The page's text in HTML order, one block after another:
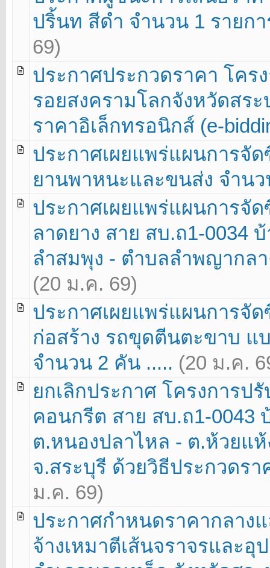
ปริ้นท สีดำ จำนวน 1 รายก
69)
ประกาศประกวดราคา โคร
รอยสงครามโลกจังหวัดสร
ราคาอิเล็กทรอนิกส์ (e-
ประกาศเผยแพร่แผนการจั
ยานพาหนะและขนส่ง จำน
ประกาศเผยแพร่แผนการจั
ลาดยาง สาย สบ.ถ1-0034
ลำสมพุง - ตำบลลำพญากลา
(20 ม.ค. 69)
ประกาศเผยแพร่แผนการจั
ก่อสร้าง รถขุดตีนตะขาบ แ
จำนวน 2 คัน ..... (20 ม.ค.
ยกเลิกประกาศ โครงการ
คอนกรีต สาย สบ.ถ1-0043
ต.หนองปลาไหล - ต.ห้วยแห้
จ.สระบุรี ด้วยวิธีประกวดร
ม.ค. 69)
ประกาศกำหนดราคากลาง
จ้างเหมาตีเส้นจราจรและ